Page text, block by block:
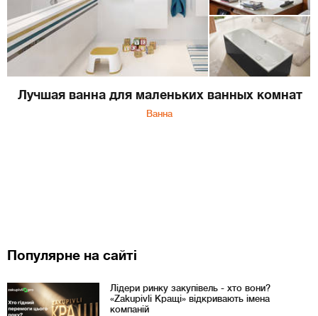
Лучшая ванна для маленьких ванных комнат
Ванна
Популярне на сайті
Лідери ринку закупівель - хто вони?
«Zakupivli Кращі» відкривають імена
компаній